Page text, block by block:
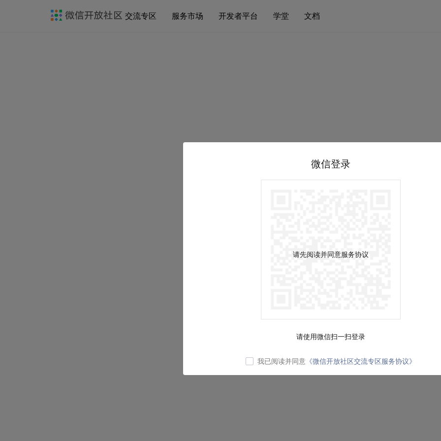
交流专区 服务市场 开发者平台 学堂 文档
微信登录
请先阅读并同意服务协议
请使用微信扫一扫登录
我已阅读并同意 《微信开放社区交流专区服务协议》